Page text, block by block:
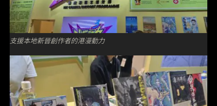
支援本地新晉創作者的港漫動力